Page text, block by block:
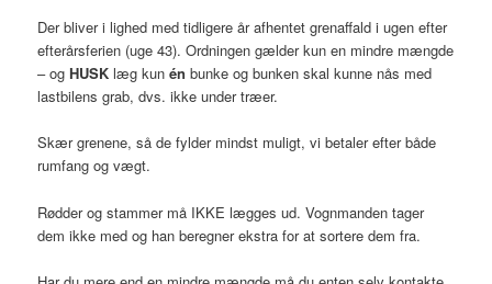
Der bliver i lighed med tidligere år afhentet grenaffald i ugen efter
efterårsferien (uge 43). Ordningen gælder kun en mindre mængde
– ogHUSK læg kunénbunke og bunken skal kunne nås med
lastbilens grab, dvs. ikke under træer.
Skær grenene, så de fylder mindst muligt, vi betaler efter både
rumfang og vægt.
Rødder og stammer må IKKE lægges ud. Vognmanden tager
dem ikke med og han beregner ekstra for at sortere dem fra.